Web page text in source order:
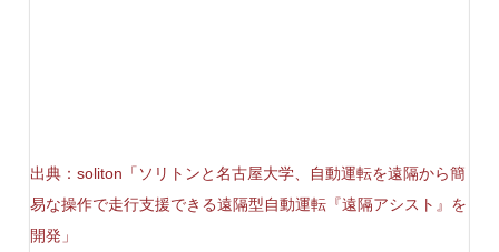
出典：soliton「ソリトンと名古屋大学、自動運転を遠隔から簡
易な操作で走行支援できる遠隔型自動運転『遠隔アシスト』を
開発」